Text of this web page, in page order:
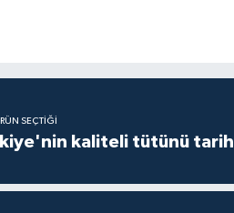
SEÇTIĞI
kaliteli tütünü